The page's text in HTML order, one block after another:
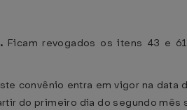
Ficam revogados os itens 43 e
convênio entra em vigor na
do primeiro dia do segundo mês